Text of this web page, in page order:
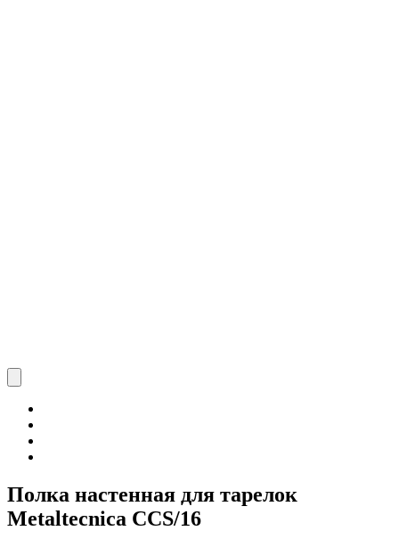
Полка настенная для тарелок
Metaltecnica CCS/16